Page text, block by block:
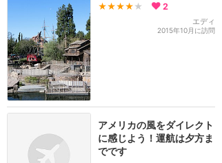
★★★★ ★ 2
エディ
2015年10月に訪問
アメリカの風をダイレクト
に感じよう！運航は夕方ま
でです